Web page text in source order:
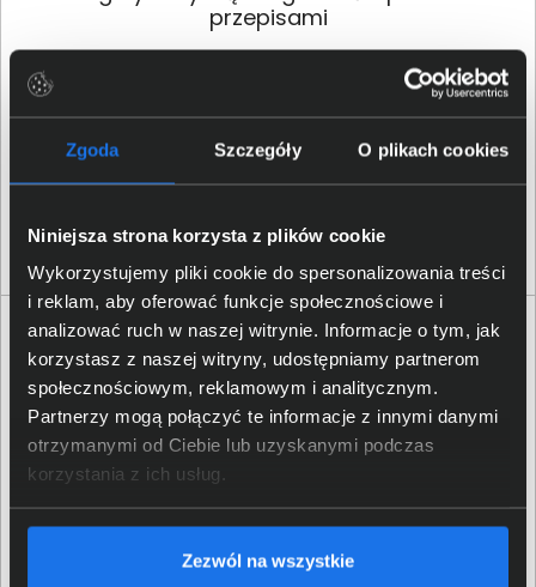
Zgoda Szczegóły O plikach cookies
Niniejsza strona korzysta z plików cookie
Wykorzystujemy pliki cookie do spersonalizowania treści
i reklam, aby oferować funkcje społecznościowe i
analizować ruch w naszej witrynie. Informacje o tym, jak
korzystasz z naszej witryny, udostępniamy partnerom
społecznościowym, reklamowym i analitycznym.
Partnerzy mogą połączyć te informacje z innymi danymi
otrzymanymi od Ciebie lub uzyskanymi podczas
korzystania z ich usług.
Zezwól na wszystkie
przepisami
Dane producenta
Konsorcjum FEN Sp.z o.o.;
ul.Czarnkowska 13, 60-415
Poznań;gpsr@fen.pl
Konsorcjum FEN Sp.z o.o.;
Poznań;gpsr@fen.pl
Opinie o produkcie
Oceń produkt
0/5 0 - ilość opinii o produkcie
5